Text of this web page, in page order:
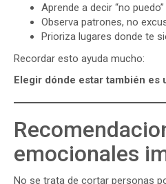
Aprende a decir “no
Observa patrones, no
Prioriza lugares donde te
Recordar esto ayuda mucho:
Elegir dónde estar también es
emocionales
No se trata de cortar personas